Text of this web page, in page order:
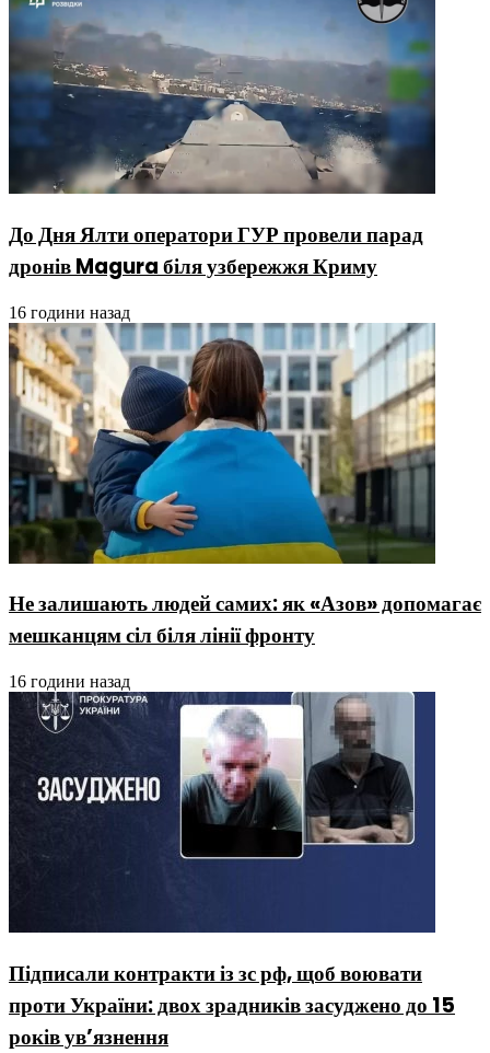
До Дня Ялти оператори ГУР провели парад
дронів Magura біля узбережжя Криму
16 години назад
Не залишають людей самих: як «Азов» допомагає
мешканцям сіл біля лінії фронту
16 години назад
Підписали контракти із зс рф, щоб воювати
проти України: двох зрадників засуджено до 15
років ув’язнення